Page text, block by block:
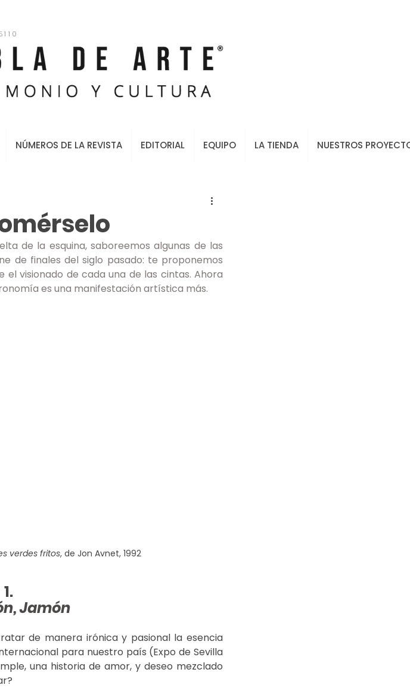
NÚMEROS DE LA REVISTA EDITORIAL EQUIPO LA TIENDA NUESTROS
de la esquina, saboreemos algunas de las
de finales del siglo pasado: te proponemos
el visionado de cada una de las cintas. Ahora
es una manifestación artística más.
verdes fritos, de Jon Avnet, 1992
Jamón
de manera irónica y pasional la esencia
para nuestro país (Expo de Sevilla
una historia de amor, y deseo mezclado